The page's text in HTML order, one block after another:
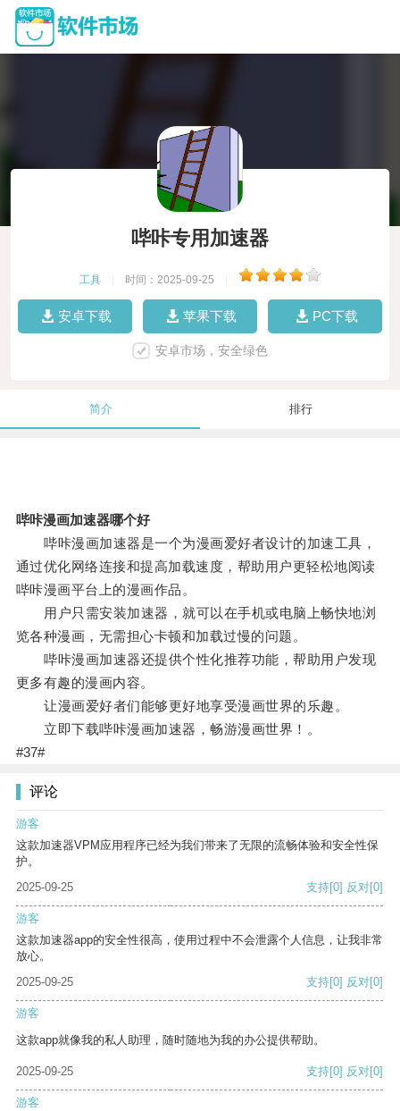
哔咔专用加速器
工具 时间：2025-09-25
安卓下载 苹果下载 PC下载
安卓市场，安全绿色
简介 排行
哔咔漫画加速器哪个好
哔咔漫画加速器是一个为漫画爱好者设计的加速工具，
通过优化网络连接和提高加载速度，帮助用户更轻松地阅读
哔咔漫画平台上的漫画作品。
用户只需安装加速器，就可以在手机或电脑上畅快地浏
览各种漫画，无需担心卡顿和加载过慢的问题。
哔咔漫画加速器还提供个性化推荐功能，帮助用户发现
更多有趣的漫画内容。
让漫画爱好者们能够更好地享受漫画世界的乐趣。
立即下载哔咔漫画加速器，畅游漫画世界！。
#37#
评论
游客
这款加速器VPM应用程序已经为我们带来了无限的流畅体验和安全性保
护。
2025-09-25
支持[0] 反对[0]
游客
这款加速器app的安全性很高，使用过程中不会泄露个人信息，让我非常
放心。
2025-09-25
支持[0] 反对[0]
游客
这款app就像我的私人助理，随时随地为我的办公提供帮助。
2025-09-25 支持[0] 反对[0]
游客